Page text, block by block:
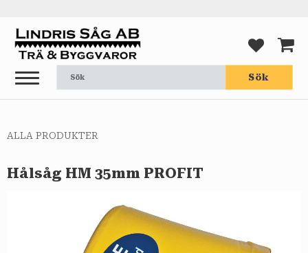
Meny
Sök
ALLA PRODUKTER
Hålsåg HM 35mm PROFIT